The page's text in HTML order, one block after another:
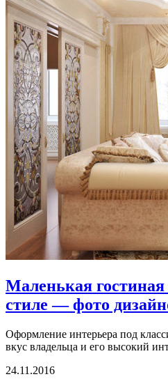
Маленькая
стиле — фото
Оформление интерьера под
вкус владельца и его высокий
24.11.2016